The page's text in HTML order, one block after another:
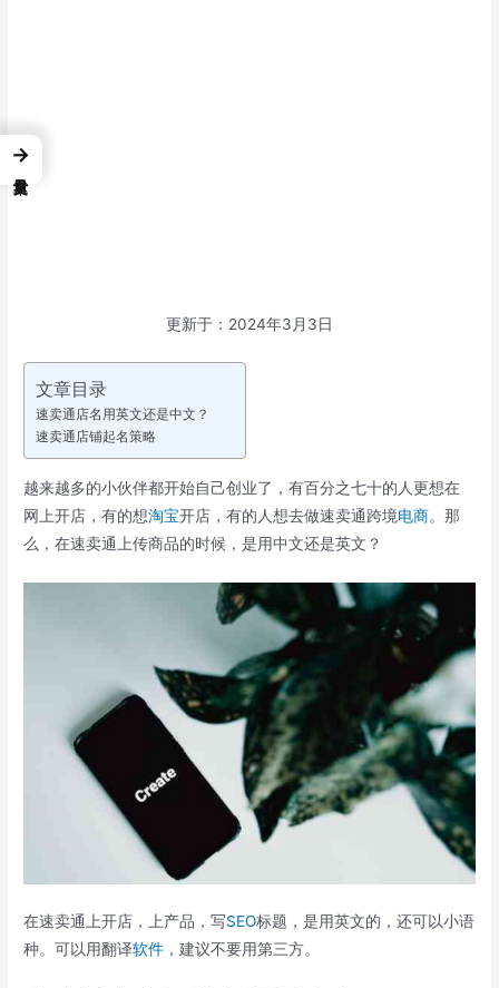
更新于：2024年3月3日
文章目录
速卖通店名用英文还是中文？
速卖通店铺起名策略
越来越多的小伙伴都开始自己创业了，有百分之七十的人更想在
网上开店，有的想淘宝开店，有的人想去做速卖通跨境电商。那
么，在速卖通上传商品的时候，是用中文还是英文？
在速卖通上开店，上产品，写SEO标题，是用英文的，还可以小语
种。可以用翻译软件 ，建议不要用第三方。
→